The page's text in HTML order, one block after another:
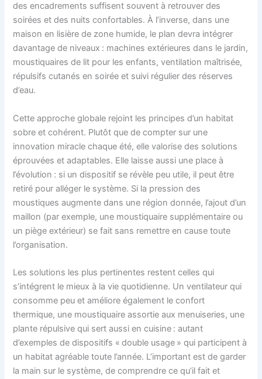
des encadrements suffisent souvent à retrouver des
soirées et des nuits confortables. À l’inverse, dans une
maison en lisière de zone humide, le plan devra intégrer
davantage de niveaux : machines extérieures dans le jardin,
moustiquaires de lit pour les enfants, ventilation maîtrisée,
répulsifs cutanés en soirée et suivi régulier des réserves
d’eau.
Cette approche globale rejoint les principes d’un habitat
sobre et cohérent. Plutôt que de compter sur une
innovation miracle chaque été, elle valorise des solutions
éprouvées et adaptables. Elle laisse aussi une place à
l’évolution : si un dispositif se révèle peu utile, il peut être
retiré pour alléger le système. Si la pression des
moustiques augmente dans une région donnée, l’ajout d’un
maillon (par exemple, une moustiquaire supplémentaire ou
un piège extérieur) se fait sans remettre en cause toute
l’organisation.
Les solutions les plus pertinentes restent celles qui
s’intégrent le mieux à la vie quotidienne. Un ventilateur qui
consomme peu et améliore également le confort
thermique, une moustiquaire assortie aux menuiseries, une
plante répulsive qui sert aussi en cuisine : autant
d’exemples de dispositifs « double usage » qui participent à
un habitat agréable toute l’année. L’important est de garder
la main sur le système, de comprendre ce qu’il fait et